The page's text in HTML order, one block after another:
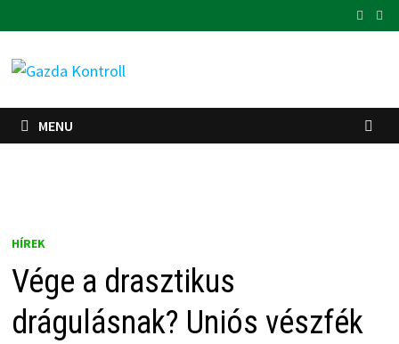
to
content
MENU
HÍREK
Vége a drasztikus
drágulásnak? Uniós vészfék